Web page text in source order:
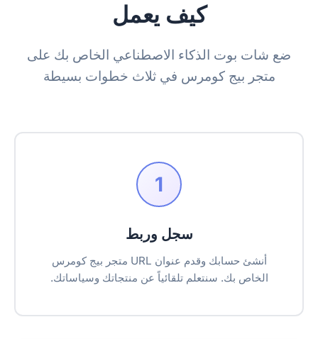
كيف يعمل
ضع شات بوت الذكاء الاصطناعي الخاص بك على
متجر بيج كومرس في ثلاث خطوات بسيطة
1
سجل وربط
أنشئ حسابك وقدم عنوان URL متجر بيج كومرس
الخاص بك. سنتعلم تلقائياً عن منتجاتك وسياساتك.